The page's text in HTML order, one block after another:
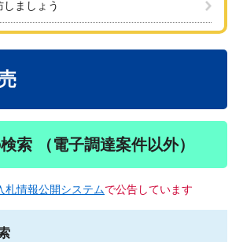
ましょう
索 （電子調達案件以外）
札情報公開システムで公告しています